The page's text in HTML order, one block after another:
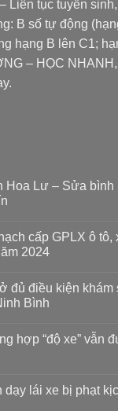
– Liên tục tuyển
B số tự động
hạng B lên C1;
– HỌC
Hoa Lư – Sửa bình
cấp GPLX ô tô,
2024
đủ điều kiện
Bình
hợp “độ xe” vẫn
dạy lái xe bị phạt